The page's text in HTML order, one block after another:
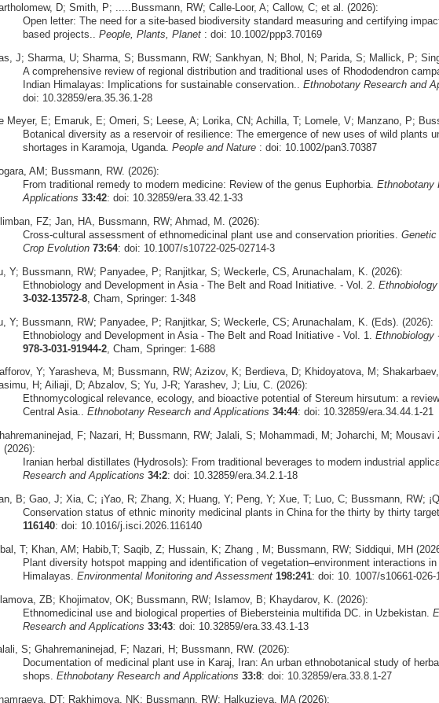
D; Smith, P; .....Bussmann, RW; Calle-Loor, A; Callow, C; et al. (2026):
Open letter: The need for a site-based biodiversity standard measuring and certifying
based projects.. People, Plants, Planet: doi: 10.1002/ppp3.70169
J; Sharma, U; Sharma, S; Bussmann, RW; Sankhyan, N; Bhol, N; Parida, S; Mallick, P;
A comprehensive review of regional distribution and traditional uses of Rhododendron
Indian Himalayas: Implications for sustainable conservation.. Ethnobotany Research and
doi: 10.32859/era.35.36.1-28
Meyer, E; Emaruk, E; Omeri, S; Leese, A; Lorika, CN; Achilla, T; Lomele, V; Manzano, P;
Botanical diversity as a reservoir of resilience: The emergence of new uses of wild plants
shortages in Karamoja, Uganda. People and Nature: doi: 10.1002/pan3.70387
AM; Bussmann, RW. (2026):
From traditional remedy to modern medicine: Review of the genus Euphorbia. Ethnobotany
Applications 33:42: doi: 10.32859/era.33.42.1-33
FZ; Jan, HA, Bussmann, RW; Ahmad, M. (2026):
Cross‑cultural assessment of ethnomedicinal plant use and conservation priorities. Genetic
Crop Evolution 73:64: doi: 10.1007/s10722-025-02714-3
Y; Bussmann, RW; Panyadee, P; Ranjitkar, S; Weckerle, CS, Arunachalam, K. (2026):
Ethnobiology and Development in Asia - The Belt and Road Initiative. - Vol. 2.
3-032-13572-8, Cham, Springer: 1-348
Y; Bussmann, RW; Panyadee, P; Ranjitkar, S; Weckerle, CS; Arunachalam, K. (Eds). (2026):
Ethnobiology and Development in Asia - The Belt and Road Initiative - Vol. 1. Ethnobiology
978-3-031-91944-2, Cham, Springer: 1-688
Y; Yarasheva, M; Bussmann, RW; Azizov, K; Berdieva, D; Khidoyatova, M;
H; Ailiaji, D; Abzalov, S; Yu, J-R; Yarashev, J; Liu, C. (2026):
Ethnomycological relevance, ecology, and bioactive potential of Stereum hirsutum: a
Central Asia.. Ethnobotany Research and Applications 34:44: doi: 10.32859/era.34.44.1-21
F; Nazari, H; Bussmann, RW; Jalali, S; Mohammadi, M; Joharchi, M; Mousavi
(2026):
Iranian herbal distillates (Hydrosols): From traditional beverages to modern industrial
Research and Applications 34:2: doi: 10.32859/era.34.2.1-18
B; Gao, J; Xia, C; ¡Yao, R; Zhang, X; Huang, Y; Peng, Y; Xue, T; Luo, C; Bussmann, RW;
Conservation status of ethnic minority medicinal plants in China for the thirty by thirty
116140: doi: 10.1016/j.isci.2026.116140
T; Khan, AM; Habib,T; Saqib, Z; Hussain, K; Zhang , M; Bussmann, RW; Siddiqui, MH
Plant diversity hotspot mapping and identification of vegetation–environment interactions
Himalayas. Environmental Monitoring and Assessment 198:241: doi: 10. 1007/s10661-026-
ZB; Khojimatov, OK; Bussmann, RW; Islamov, B; Khaydarov, K. (2026):
Ethnomedicinal use and biological properties of Biebersteinia multifida DC. in Uzbekistan.
Research and Applications 33:43: doi: 10.32859/era.33.43.1-13
S; Ghahremaninejad, F; Nazari, H; Bussmann, RW. (2026):
Documentation of medicinal plant use in Karaj, Iran: An urban ethnobotanical study of
shops. Ethnobotany Research and Applications 33:8: doi: 10.32859/era.33.8.1-27
DT; Rakhimova, NK; Bussmann, RW; Halkuzieva, MA (2026):